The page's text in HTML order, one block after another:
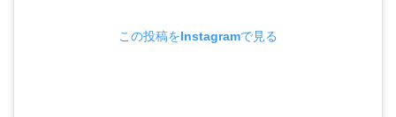
この投稿をInstagramで見る